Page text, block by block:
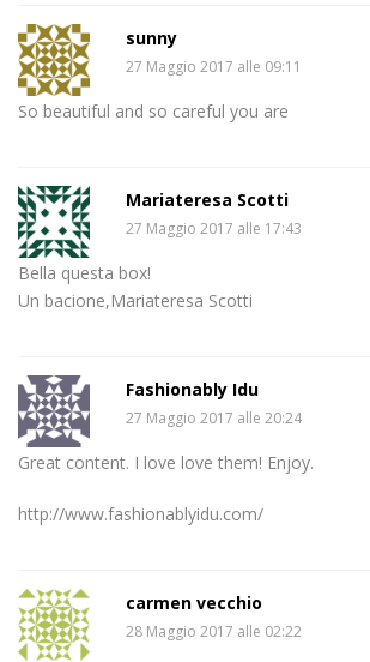
sunny
27 Maggio 2017 alle 09:11
So beautiful and so careful you are
Mariateresa Scotti
27 Maggio 2017 alle 17:43
Bella questa box!
Un bacione,Mariateresa Scotti
Fashionably Idu
27 Maggio 2017 alle 20:24
Great content. I love love them! Enjoy.
http://www.fashionablyidu.com/
carmen vecchio
28 Maggio 2017 alle 02:22